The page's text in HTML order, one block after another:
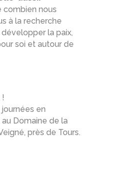
combien nous
à la recherche
développer la paix,
soi et autour de
en
Domaine de la
près de Tours.